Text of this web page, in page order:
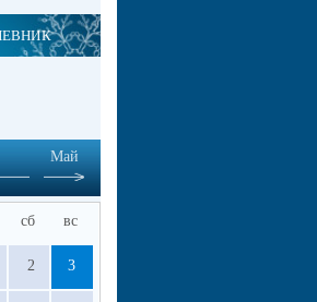
Май
сб вс
2 3